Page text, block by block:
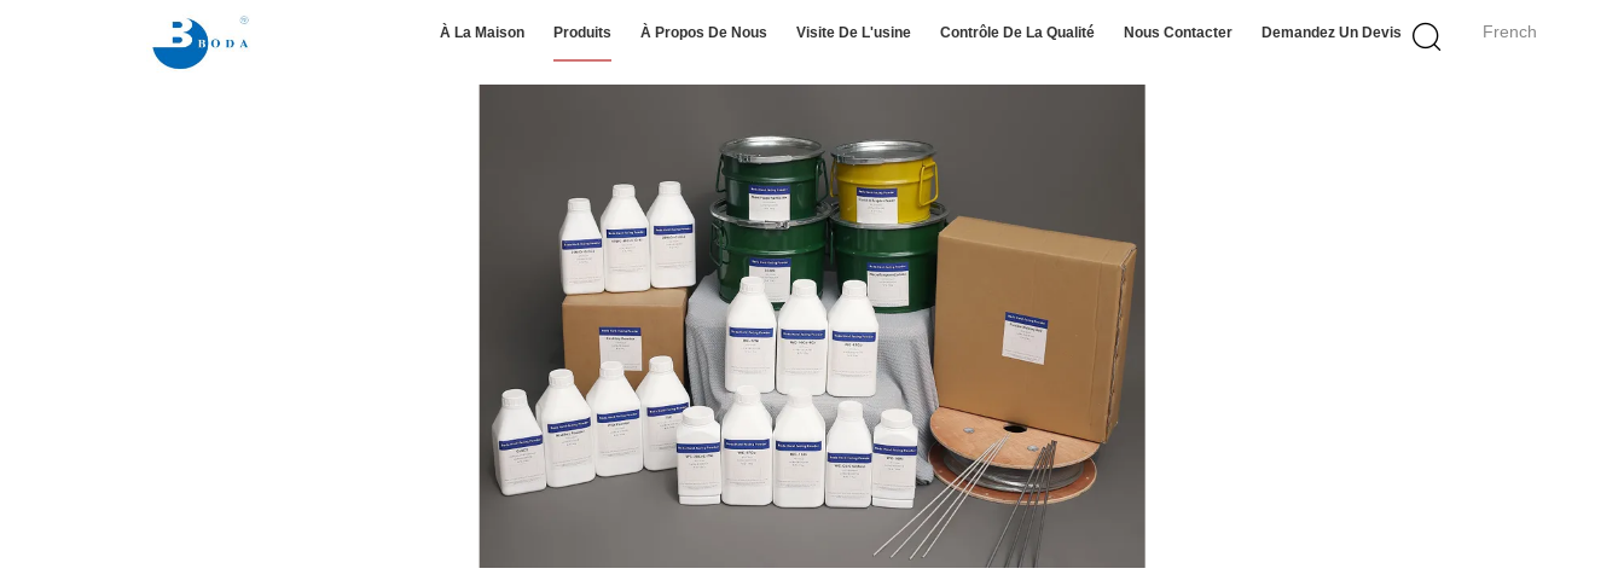
French
À La Maison Produits À Propos De Nous Visite De L'usine Contrôle De La Qualité Nous Contacter Demandez Un Devis